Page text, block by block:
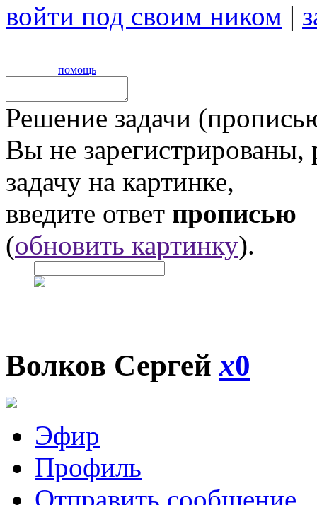
войти под своим ником |
помощь
Решение задачи
Вы не
задачу на картинке,
введите ответ прописью
(обновить картинку).
Волков Сергейx0
Эфир
Профиль
Отправить сообщение